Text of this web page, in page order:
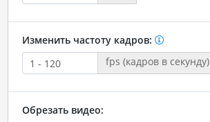
Изменить частоту кадров:
fps (кадров в секунду)
Обрезать видео: